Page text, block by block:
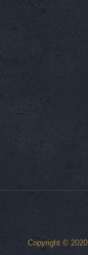
Copyright © 2020